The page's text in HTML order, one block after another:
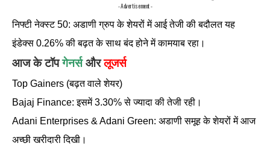
- Advertisement -
निफ्टी नेक्स्ट 50: अडाणी ग्रुप के शेयरों में आई तेजी की बदौलत यह
इंडेक्स 0.26% की बढ़त के साथ बंद होने में कामयाब रहा।
आज के टॉपगेनर्सऔरलूजर्स
Top Gainers (बढ़त वाले शेयर)
Bajaj Finance: इसमें 3.30% से ज्यादा की तेजी रही।
Adani Enterprises & Adani Green: अडाणी समूह के शेयरों में आज
अच्छी खरीदारी दिखी।